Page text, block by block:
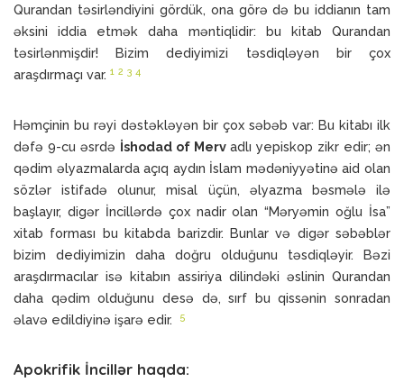
Qurandan təsirləndiyini gördük, ona görə də bu iddianın tam
əksini iddia etmək daha məntiqlidir: bu kitab Qurandan
təsirlənmişdir! Bizim dediyimizi təsdiqləyən bir çox
araşdırmaçı var. 1 2 3 4
Həmçinin bu rəyi dəstəkləyən bir çox səbəb var: Bu kitabı ilk
dəfə 9-cu əsrdə İshodad of Mervadlı yepiskop zikr edir; ən
qədim əlyazmalarda açıq aydın İslam mədəniyyətinə aid olan
sözlər istifadə olunur, misal üçün, əlyazma bəsmələ ilə
başlayır, digər İncillərdə çox nadir olan “Məryəmin oğlu İsa”
xitab forması bu kitabda barizdir. Bunlar və digər səbəblər
bizim dediyimizin daha doğru olduğunu təsdiqləyir. Bəzi
araşdırmacılar isə kitabın assiriya dilindəki əslinin Qurandan
daha qədim olduğunu desə də, sırf bu qissənin sonradan
əlavə edildiyinə işarə edir.
5
Apokrifik İncillər haqda: